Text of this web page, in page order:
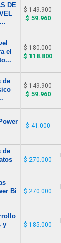
DE
$ 149.900
$ 59.960
el
$ 180.000
$ 118.800
de
$ 149.900
$ 59.960
$ 41.000
de
$ 270.000
Bi
$ 270.000
y
$ 185.000